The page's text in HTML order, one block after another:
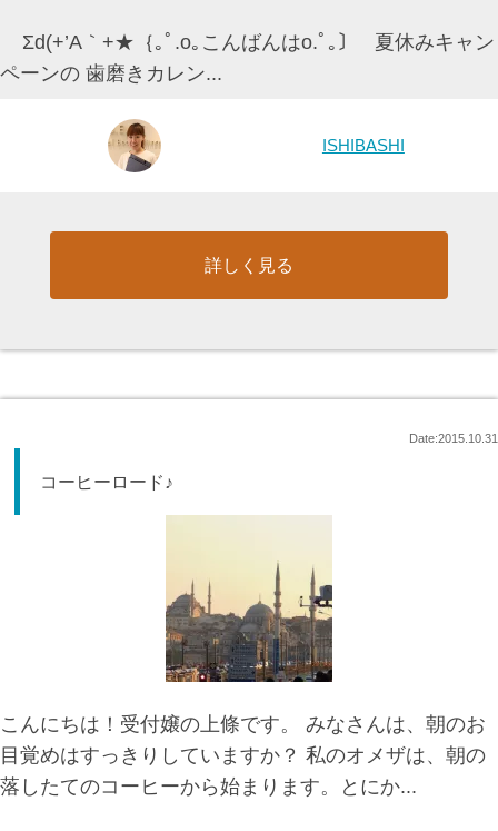
Σd(+’A｀+★｛｡ﾟ.o｡こんばんはo.ﾟ｡〕 夏休みキャン
ペーンの 歯磨きカレン...
ISHIBASHI
詳しく見る
Date:2015.10.31
コーヒーロード♪
こんにちは！受付嬢の上條です。 みなさんは、朝のお
目覚めはすっきりしていますか？ 私のオメザは、朝の
落したてのコーヒーから始まります。とにか...